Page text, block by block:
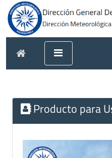
Producto para